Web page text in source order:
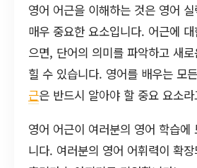
영어 어근을 이해하는 것은 영어
매우 중요한 요소입니다. 어근에
으면, 단어의 의미를 파악하고 새
힐 수 있습니다. 영어를 배우는 모
근은 반드시 알아야 할 중요 요소
영어 어근이 여러분의 영어 학습에
니다. 여러분의 영어 어휘력이 확